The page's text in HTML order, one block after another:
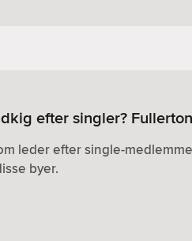
efter singler? Fullerton
leder efter single-
byer.